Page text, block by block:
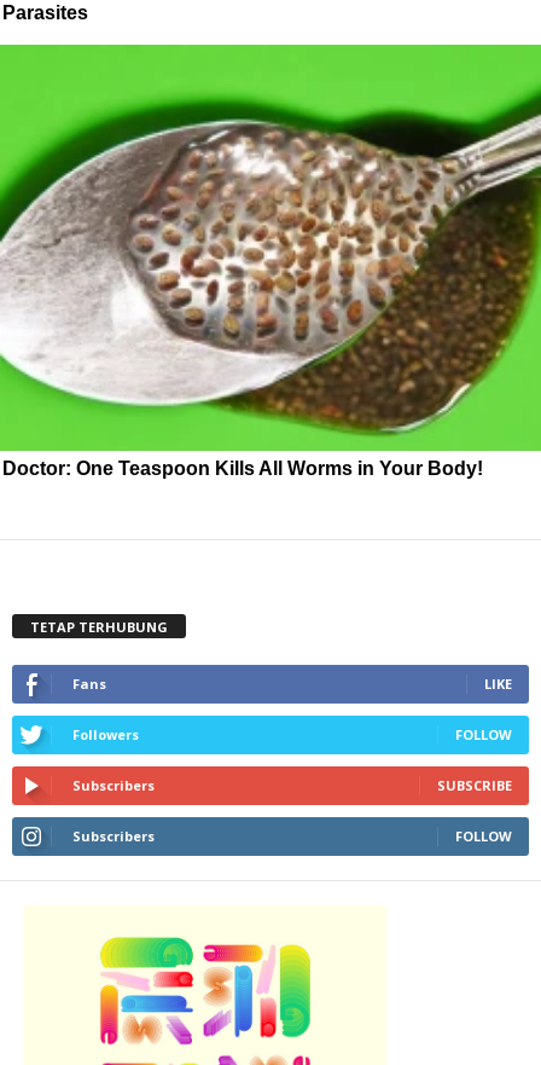
Parasites
Doctor: One Teaspoon Kills All Worms in Your Body!
TETAP TERHUBUNG
Fans LIKE
Followers FOLLOW
Subscribers SUBSCRIBE
Subscribers FOLLOW